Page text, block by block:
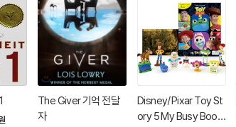
The Giver 기억 전달
자
Disney/Pixar Toy St
ory 5 My Busy Book